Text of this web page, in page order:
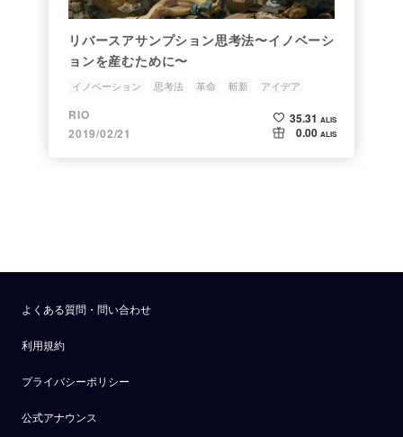
リバースアサンプション思考法〜イノベーシ
ョンを産むために〜
イノベーション 思考法 革命 斬新 アイデア
RIO
2019/02/21
35.31 ALIS
0.00 ALIS
よくある質問・問い合わせ
利用規約
プライバシーポリシー
公式アナウンス